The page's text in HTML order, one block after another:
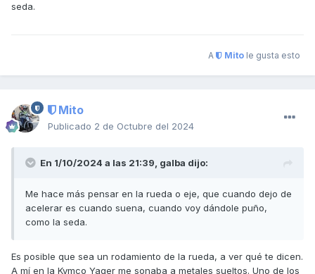
seda.
A Mito le gusta esto
Mito
Publicado 2 de Octubre del 2024
En 1/10/2024 a las 21:39, galba dijo:
Me hace más pensar en la rueda o eje, que cuando dejo de
acelerar es cuando suena, cuando voy dándole puño,
como la seda.
Es posible que sea un rodamiento de la rueda, a ver qué te dicen.
A mí en la Kymco Yager me sonaba a metales sueltos. Uno de los